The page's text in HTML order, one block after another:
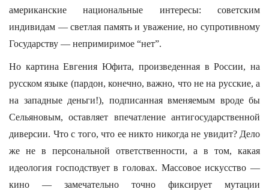
американские национальные интересы: советским
индивидам — светлая память и уважение, но супротивному
Государству — непримиримое “нет”.
Но картина Евгения Юфита, произведенная в России, на
русском языке (пардон, конечно, важно, что не на русские, а
на западные деньги!), подписанная вменяемым вроде бы
Сельяновым, оставляет впечатление антигосударственной
диверсии. Что с того, что ее никто никогда не увидит? Дело
же не в персональной ответственности, а в том, какая
идеология господствует в головах. Массовое искусство —
кино — замечательно точно фиксирует мутации